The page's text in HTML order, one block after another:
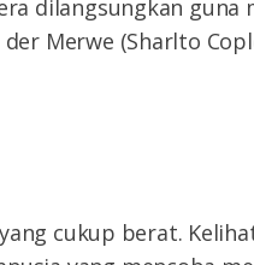
dilangsungkan
der Merwe (Sharlto
cukup berat.